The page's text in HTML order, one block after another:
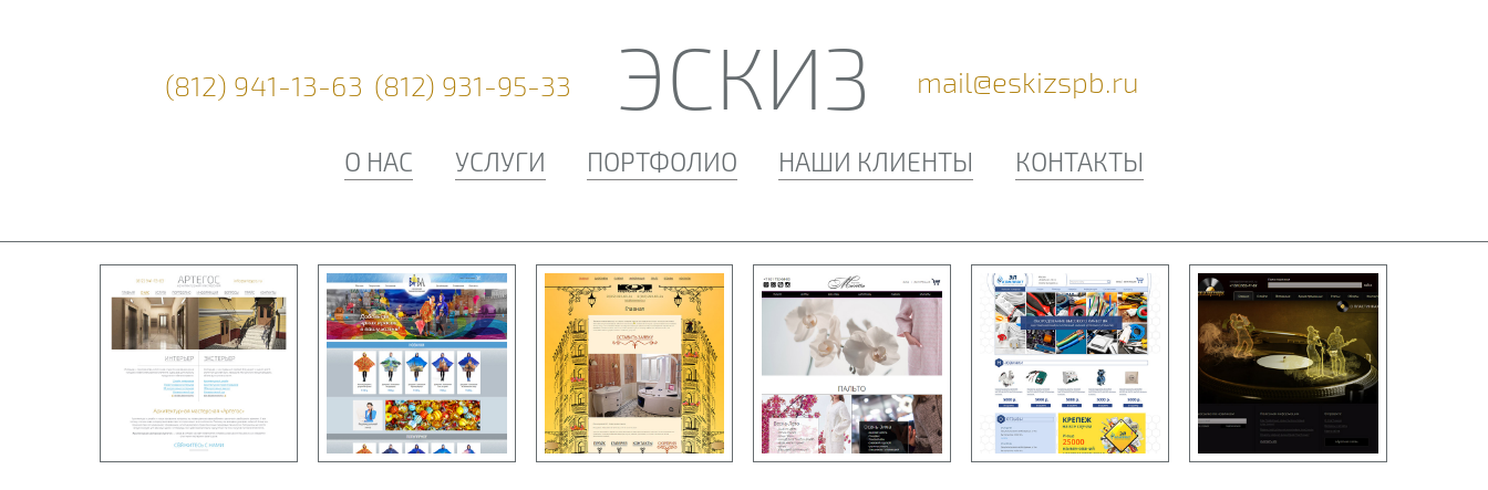
(812) 941-13-63 (812) 931-95-33 ЭСКИЗ mail@eskizspb.ru
О НАС УСЛУГИ ПОРТФОЛИО НАШИ КЛИЕНТЫ КОНТАКТЫ